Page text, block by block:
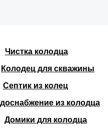
Чистка колодца
Колодец для скважины
Септик из колец
из колодца
Домики для колодца